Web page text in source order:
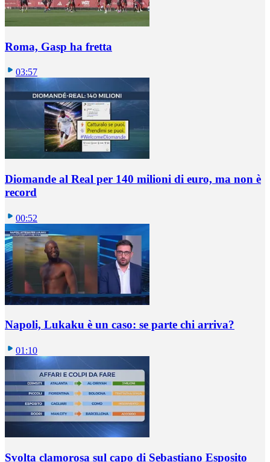
Roma, Gasp ha fretta
03:57
Diomande al Real per 140 milioni di euro, ma non è
record
00:52
Napoli, Lukaku è un caso: se parte chi arriva?
01:10
Svolta clamorosa sul capo di Sebastiano Esposito